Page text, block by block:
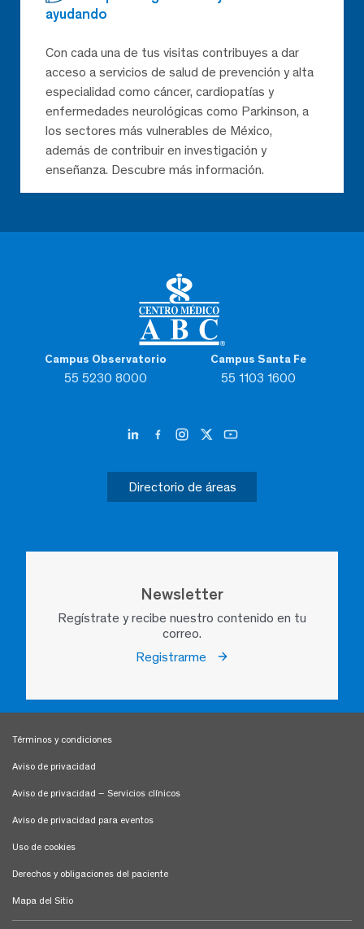
Campus Observatorio
55 5230 8000
Campus Santa Fe
55 1103 1600
Directorio de áreas
Newsletter
Regístrate y recibe nuestro contenido en tu
correo.
Registrarme
ayudando
Con cada una de tus visitas contribuyes a dar
acceso a servicios de salud de prevención y alta
especialidad como cáncer, cardiopatías y
enfermedades neurológicas como Parkinson, a
los sectores más vulnerables de México,
además de contribuir en investigación y
enseñanza. Descubre más información.
Términos y condiciones
Aviso de privacidad
Aviso de privacidad – Servicios clínicos
Aviso de privacidad para eventos
Uso de cookies
Derechos y obligaciones del paciente
Mapa del Sitio